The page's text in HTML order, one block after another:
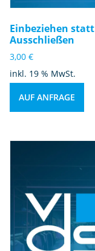
Einbeziehen statt
Ausschließen
3,00 €
inkl. 19 % MwSt.
AUF ANFRAGE